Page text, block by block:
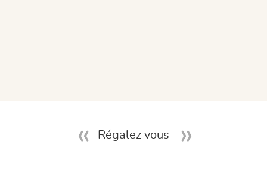
Régalez vous